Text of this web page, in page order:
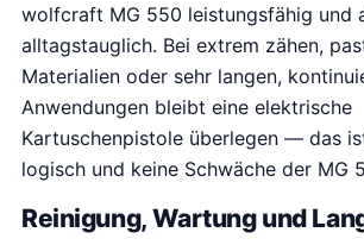
wolfcraft MG 550 leistungsfähig und
alltagstauglich. Bei extrem zähen,
Materialien oder sehr langen,
Anwendungen bleibt eine elektrische
Kartuschenpistole überlegen — das
logisch und keine Schwäche der MG
Reinigung, Wartung und